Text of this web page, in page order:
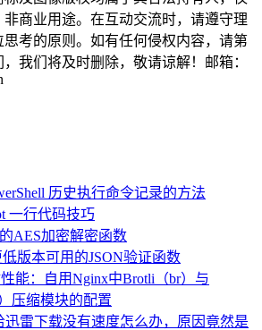
非商业用途。在互动交流时，请遵守理
考的原则。如有任何侵权内容，请第
我们将及时删除，敬请谅解！邮箱：
历史执行命令记录的方法
一行代码技巧
AES加密解密函数
低版本可用的JSON验证函数
能：自用Nginx中Brotli（br）与
压缩模块的配置
迅雷下载没有速度怎么办，原因竟然是